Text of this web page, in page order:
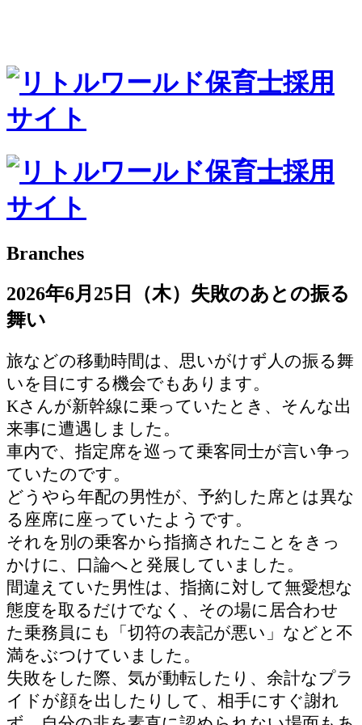
Branches
2026年6月25日（木）失敗のあとの振る
舞い
旅などの移動時間は、思いがけず人の振る舞
いを目にする機会でもあります。
Kさんが新幹線に乗っていたとき、そんな出
来事に遭遇しました。
車内で、指定席を巡って乗客同士が言い争っ
ていたのです。
どうやら年配の男性が、予約した席とは異な
る座席に座っていたようです。
それを別の乗客から指摘されたことをきっ
かけに、口論へと発展していました。
間違えていた男性は、指摘に対して無愛想な
態度を取るだけでなく、その場に居合わせ
た乗務員にも「切符の表記が悪い」などと不
満をぶつけていました。
失敗をした際、気が動転したり、余計なプラ
イドが顔を出したりして、相手にすぐ謝れ